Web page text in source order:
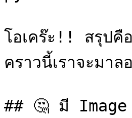
โอเคร๊ะ!! สรุปคื
คราวนี้เราจะมา
## 🤔 มี Image